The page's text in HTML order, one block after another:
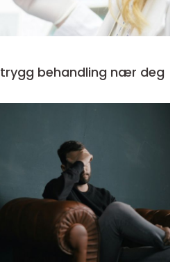
Tannlege osterøy trygg behandling nær deg